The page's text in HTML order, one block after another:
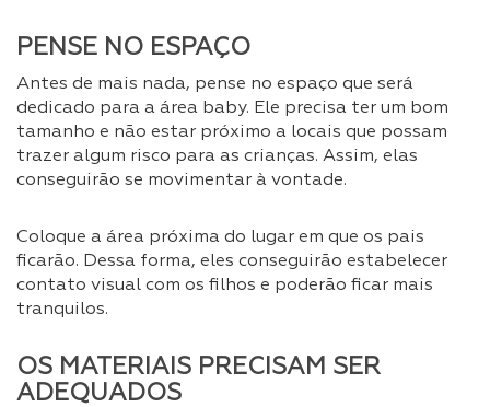
PENSE NO ESPAÇO
Antes de mais nada, pense no espaço que será
dedicado para a área baby. Ele precisa ter um bom
tamanho e não estar próximo a locais que possam
trazer algum risco para as crianças. Assim, elas
conseguirão se movimentar à vontade.
Coloque a área próxima do lugar em que os pais
ficarão. Dessa forma, eles conseguirão estabelecer
contato visual com os filhos e poderão ficar mais
tranquilos.
OS MATERIAIS PRECISAM SER
ADEQUADOS